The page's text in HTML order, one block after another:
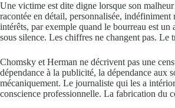
Une victime est dite digne lorsque son
racontée en détail, personnalisée, indéfiniment
intérêts, par exemple quand le bourreau est
sous silence. Les chiffres ne changent pas. Le
Chomsky et Herman ne décrivent pas une
dépendance à la publicité, la dépendance aux
mécaniquement. Le journaliste qui les a
conscience professionnelle. La fabrication du